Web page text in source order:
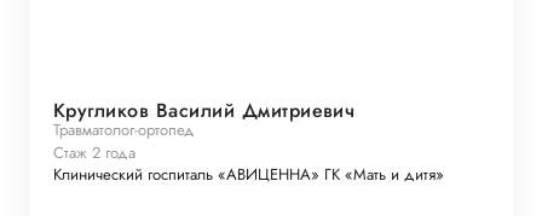
Кругликов Василий Дмитриевич
Травматолог-ортопед
Стаж 2 года
Клинический госпиталь «АВИЦЕННА» ГК «Мать и дитя»